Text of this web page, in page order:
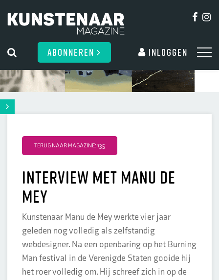
ABONNEREN Inloggen
TERUG NAAR MAGAZINE: 135
Interview met Manu de
Mey
Kunstenaar Manu de Mey werkte vier jaar
geleden nog volledig als zelfstandig
webdesigner. Na een openbaring op het Burning
Man festival in de Verenigde Staten gooide hij
het roer volledig om. Hij schreef zich in op de